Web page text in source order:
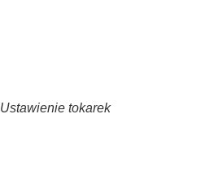
Ustawienie tokarek